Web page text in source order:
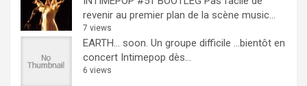
revenir au premier plan de la scène music...
7 views
EARTH… soon. Un groupe difficile ...bientôt en
concert Intimepop dès...
6 views